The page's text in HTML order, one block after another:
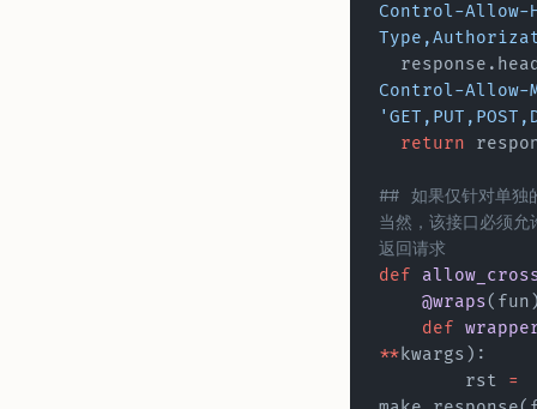
Control-Allow-
Control-Allow-
  return
## 如果仅针对单独
当然，该接口必须
返回请求
def
    @wraps
    def
** kwargs):
        rst
=